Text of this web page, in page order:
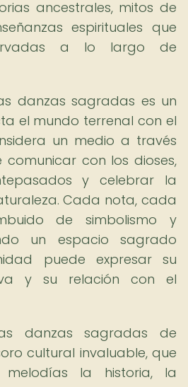
ancestrales, mitos de
espirituales que
a lo largo de
danzas sagradas es un
el mundo terrenal con el
un medio a través
con los dioses,
y celebrar la
Cada nota, cada
de simbolismo y
un espacio sagrado
puede expresar su
y su relación con el
danzas sagradas de
cultural invaluable, que
la historia, la